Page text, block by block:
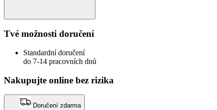
Tvé možnosti doručení
Standardní doručení
do 7-14 pracovních dnů
Nakupujte online bez rizika
Doručení zdarma